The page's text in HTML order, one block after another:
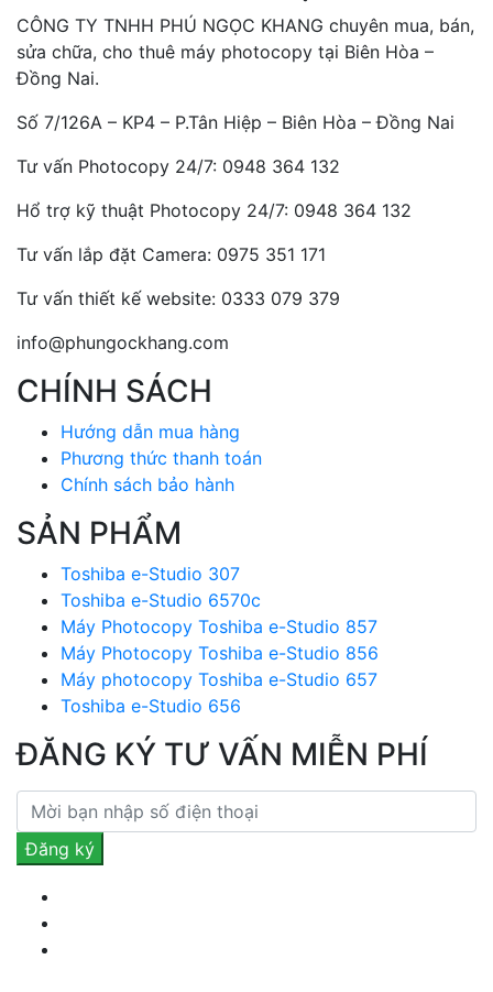
CÔNG TY TNHH PHÚ NGỌC KHANG chuyên mua, bán,
sửa chữa, cho thuê máy photocopy tại Biên Hòa –
Đồng Nai.
Số 7/126A – KP4 – P.Tân Hiệp – Biên Hòa – Đồng Nai
Tư vấn Photocopy 24/7: 0948 364 132
Hổ trợ kỹ thuật Photocopy 24/7: 0948 364 132
Tư vấn lắp đặt Camera: 0975 351 171
Tư vấn thiết kế website: 0333 079 379
info@phungockhang.com
CHÍNH SÁCH
Hướng dẫn mua hàng
Phương thức thanh toán
Chính sách bảo hành
SẢN PHẨM
Toshiba e-Studio 307
Toshiba e-Studio 6570c
Máy Photocopy Toshiba e-Studio 857
Máy Photocopy Toshiba e-Studio 856
Máy photocopy Toshiba e-Studio 657
Toshiba e-Studio 656
ĐĂNG KÝ TƯ VẤN MIỄN PHÍ